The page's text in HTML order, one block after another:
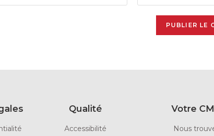
Qualité
Accessibilité
Votre
Nous